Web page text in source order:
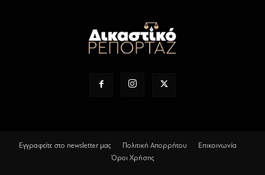
Εγγραφείτε στο newsletter μας Πολιτική Απορρήτου
Επικοινωνία
Όροι Χρήσης